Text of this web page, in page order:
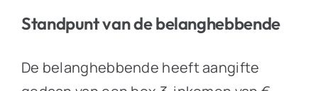
Standpunt van de belanghebbende
De belanghebbende heeft aangifte